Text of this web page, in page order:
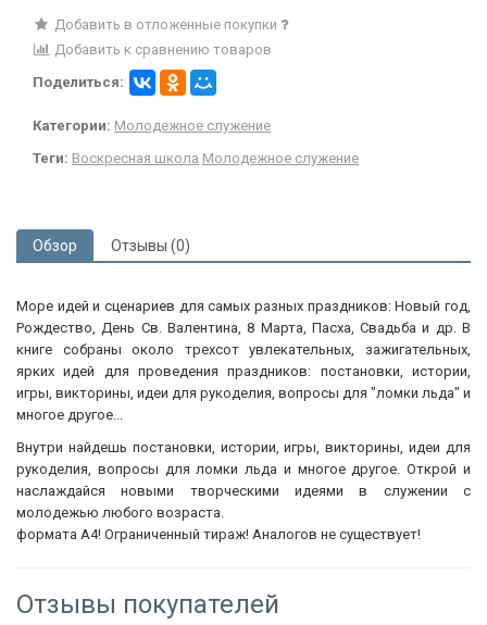
Добавить в отложенные покупки
Добавить к сравнению товаров
Поделиться:
Категории: Молодежное служение
Теги: Воскресная школа Молодежное служение
Обзор Отзывы (0)
Море идей и сценариев для самых разных праздников: Новый год,
Рождество, День Св. Валентина, 8 Марта, Пасха, Свадьба и др. В
книге собраны около трехсот увлекательных, зажигательных,
ярких идей для проведения праздников: постановки, истории,
игры, викторины, идеи для рукоделия, вопросы для "ломки льда" и
многое другое...
Внутри найдешь постановки, истории, игры, викторины, идеи для
рукоделия, вопросы для ломки льда и многое другое. Открой и
наслаждайся новыми творческими идеями в служении с
молодежью любого возраста.
формата А4! Ограниченный тираж! Аналогов не существует!
Отзывы покупателей